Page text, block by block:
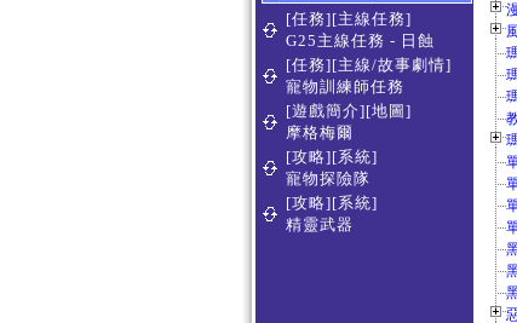
[任務][主線任務]
G25主線任務 - 日蝕
[任務][主線/故事劇情]
寵物訓練師任務
[遊戲簡介][地圖]
摩格梅爾
[攻略][系統]
寵物探險隊
[攻略][系統]
精靈武器